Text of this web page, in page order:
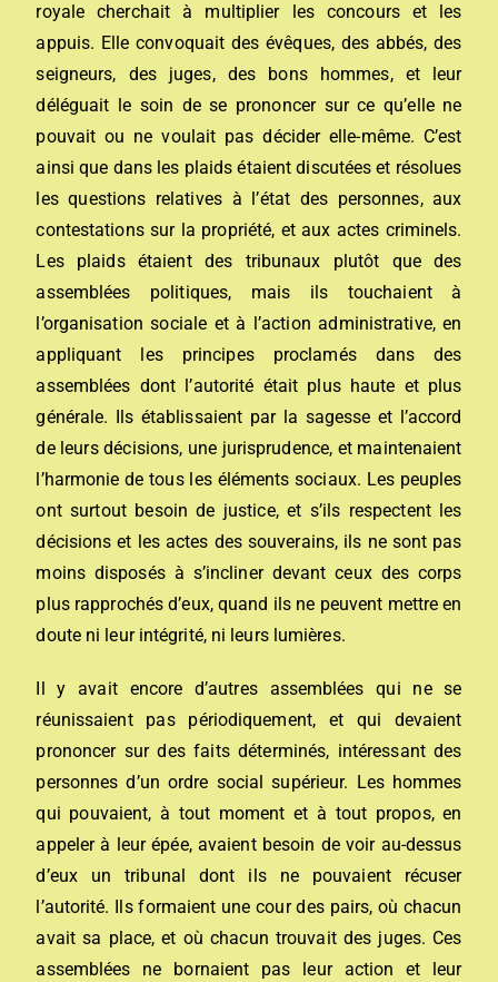
royale cherchait à multiplier les concours et les
appuis. Elle convoquait des évêques, des abbés, des
seigneurs, des juges, des bons hommes, et leur
déléguait le soin de se prononcer sur ce qu’elle ne
pouvait ou ne voulait pas décider elle-même. C’est
ainsi que dans les plaids étaient discutées et résolues
les questions relatives à l’état des personnes, aux
contestations sur la propriété, et aux actes criminels.
Les plaids étaient des tribunaux plutôt que des
assemblées politiques, mais ils touchaient à
l’organisation sociale et à l’action administrative, en
appliquant les principes proclamés dans des
assemblées dont l’autorité était plus haute et plus
générale. Ils établissaient par la sagesse et l’accord
de leurs décisions, une jurisprudence, et maintenaient
l’harmonie de tous les éléments sociaux. Les peuples
ont surtout besoin de justice, et s’ils respectent les
décisions et les actes des souverains, ils ne sont pas
moins disposés à s’incliner devant ceux des corps
plus rapprochés d’eux, quand ils ne peuvent mettre en
doute ni leur intégrité, ni leurs lumières.
Il y avait encore d’autres assemblées qui ne se
réunissaient pas périodiquement, et qui devaient
prononcer sur des faits déterminés, intéressant des
personnes d’un ordre social supérieur. Les hommes
qui pouvaient, à tout moment et à tout propos, en
appeler à leur épée, avaient besoin de voir au-dessus
d’eux un tribunal dont ils ne pouvaient récuser
l’autorité. Ils formaient une cour des pairs, où chacun
avait sa place, et où chacun trouvait des juges. Ces
assemblées ne bornaient pas leur action et leur